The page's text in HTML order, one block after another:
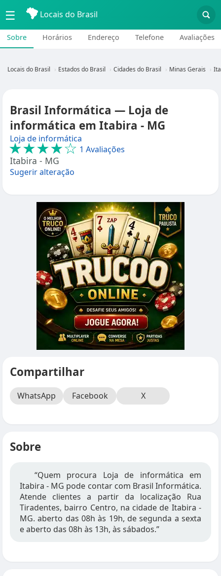
☰ Locais do Brasil
Sobre Horários Endereço Telefone Avaliações
Locais do Brasil Estados do Brasil Cidades do Brasil Minas Gerais
Brasil Informática — Loja de
informática em Itabira - MG
Loja de informática
★★★★☆ 1 Avaliações
Itabira - MG
Sugerir alteração
Compartilhar
WhatsApp Facebook X
Sobre
“Quem procura Loja de informática em
Itabira - MG pode contar com Brasil Informática.
Atende clientes a partir da localização Rua
Tiradentes, bairro Centro, na cidade de Itabira -
MG. aberto das 08h às 19h, de segunda a sexta
e aberto das 08h às 13h, às sábados.”